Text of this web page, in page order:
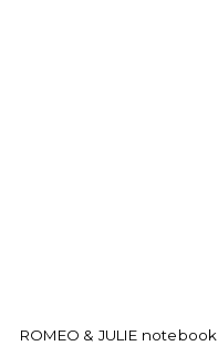
ROMEO & JULIE notebook